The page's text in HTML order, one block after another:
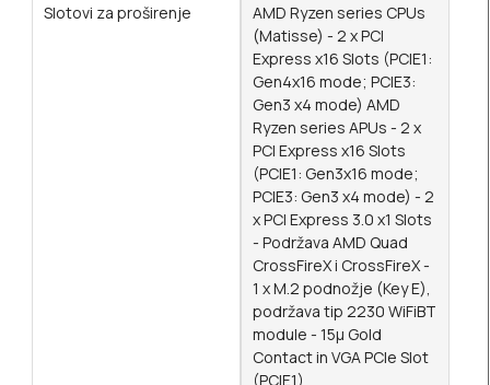
Slotovi za proširenje
AMD Ryzen series CPUs
(Matisse) - 2 x PCI
Express x16 Slots (PCIE1:
Gen4x16 mode; PCIE3:
Gen3 x4 mode) AMD
Ryzen series APUs - 2 x
PCI Express x16 Slots
(PCIE1: Gen3x16 mode;
PCIE3: Gen3 x4 mode) - 2
x PCI Express 3.0 x1 Slots
- Podržava AMD Quad
CrossFireX i CrossFireX -
1 x M.2 podnožje (Key E),
podržava tip 2230 WiFiBT
module - 15μ Gold
Contact in VGA PCIe Slot
(PCIE1)